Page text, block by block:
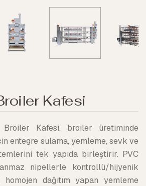
Kafesi
Kafesi, broiler üretiminde
entegre sulama, yemleme, sevk ve
tek yapıda birleştirir. PVC
nipellerle kontrollü/hijyenik
dağıtım yapan yemleme